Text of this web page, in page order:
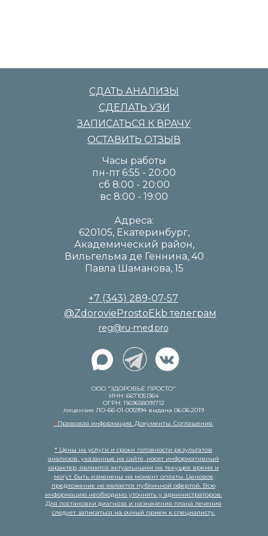
СДАТЬ АНАЛИЗЫ
СДЕЛАТЬ УЗИ
ЗАПИСАТЬСЯ К ВРАЧУ
ОСТАВИТЬ ОТЗЫВ
Часы работы
пн-пт 6:55 - 20:00
сб 8:00 - 20:00
вс 8:00 - 19:00
Адреса:
620105, Екатеринбург,
Академический район,
Вильгельма де Геннина, 40
Павла Шаманова, 15
ООО "ЗДОРОВЬЕ ПРОСТО"
ИНН: 6671051364
ОГРН: 1169658091712
лицензия ЛО-66-01-005994 выдана 06.06.2019
i Правовая информация. Документы. Соглашения.
* Цены на услуги и сроки готовности результатов
анализов, указанные на сайте, носят информативный
характер, являются актуальными на текущее время и
могут быть изменены на момент оплаты. Ценовое
предложение не является публичной офертой. Всю
информацию необходимо уточнять у администраторов.
Для постановки диагноза и назначения плана лечения
следует записаться на очный прием к специалисту.
reg@ru-med.pro
+7 (343) 289-07-57
@ZdorovieProstoEkb телеграм